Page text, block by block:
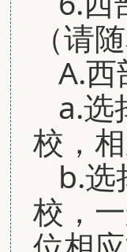
（请
A.西
a.选
校，
b.选
校，